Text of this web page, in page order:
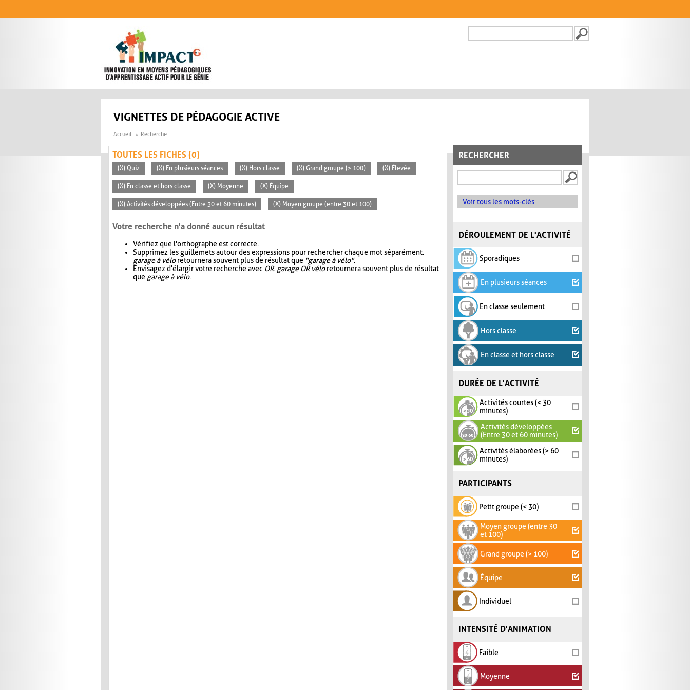
FORMULAIRE DE
VIGNETTES DE PÉDAGOGIE ACTIVE
Accueil Recherche
RECHERCHER
Voir tous les mots-clés
DÉROULEMENT DE L'ACTIVITÉ
Sporadiques
En plusieurs séances
En classe seulement
Hors classe
En classe et hors classe
DURÉE DE L'ACTIVITÉ
Activités courtes (< 30
minutes)
Activités développées
(Entre 30 et 60 minutes)
Activités élaborées (> 60
minutes)
PARTICIPANTS
Petit groupe (< 30)
Moyen groupe (entre 30
et 100)
Grand groupe (> 100)
Équipe
Individuel
INTENSITÉ D'ANIMATION
Faible
Moyenne
TOUTES LES FICHES (0)
(X) Quiz (X) En plusieurs séances (X) Hors classe (X) Grand groupe (> 100) (X) Élevée
(X) En classe et hors classe (X) Moyenne (X) Équipe
(X) Activités développées (Entre 30 et 60 minutes) (X) Moyen groupe (entre 30 et 100)
Votre recherche n'a donné aucun résultat
Vérifiez que l'orthographe est correcte.
Supprimez les guillemets autour des expressions pour rechercher chaque mot séparément.
garage à véloretournera souvent plus de résultat que "garage à vélo".
Envisagez d'élargir votre recherche avec OR. garage OR véloretournera souvent plus de résultat
que garage à vélo.